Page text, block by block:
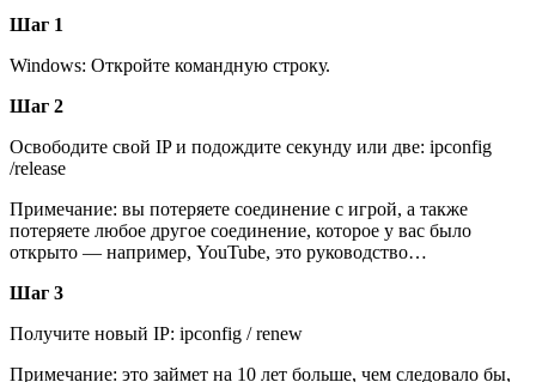
Шаг 1
Windows: Откройте командную строку.
Шаг 2
Освободите свой IP и подождите секунду или две: ipconfig
/release
Примечание: вы потеряете соединение с игрой, а также
потеряете любое другое соединение, которое у вас было
открыто — например, YouTube, это руководство…
Шаг 3
Получите новый IP: ipconfig / renew
Примечание: это займет на 10 лет больше, чем следовало бы,